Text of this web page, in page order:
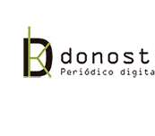
contenido